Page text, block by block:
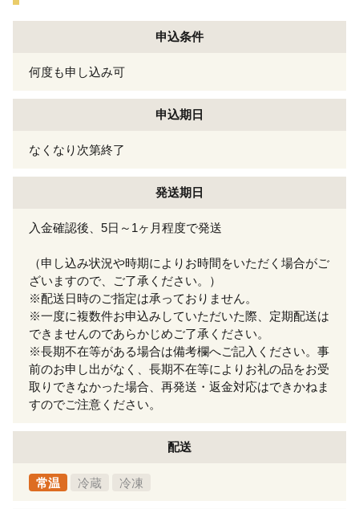
申込条件
何度も申し込み可
申込期日
なくなり次第終了
発送期日
入金確認後、5日～1ヶ月程度で発送
（申し込み状況や時期によりお時間をいただく場合がご
ざいますので、ご了承ください。）
※配送日時のご指定は承っておりません。
※一度に複数件お申込みしていただいた際、定期配送は
できませんのであらかじめご了承ください。
※長期不在等がある場合は備考欄へご記入ください。事
前のお申し出がなく、長期不在等によりお礼の品をお受
取りできなかった場合、再発送・返金対応はできかねま
すのでご注意ください。
配送
常温 冷蔵 冷凍